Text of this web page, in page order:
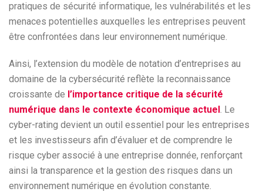
pratiques de sécurité informatique, les vulnérabilités et les
menaces potentielles auxquelles les entreprises peuvent
être confrontées dans leur environnement numérique.
Ainsi, l’extension du modèle de notation d’entreprises au
domaine de la cybersécurité reflète la reconnaissance
croissante de l’importance critique de la sécurité
numérique dans le contexte économique actuel. Le
cyber-rating devient un outil essentiel pour les entreprises
et les investisseurs afin d’évaluer et de comprendre le
risque cyber associé à une entreprise donnée, renforçant
ainsi la transparence et la gestion des risques dans un
environnement numérique en évolution constante.